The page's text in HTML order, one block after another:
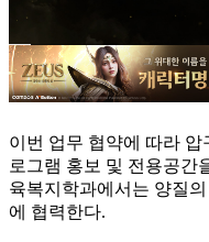
이번 업무 협약에 따라
로그램 홍보 및 전용공간
육복지학과에서는 양질
에 협력한다.